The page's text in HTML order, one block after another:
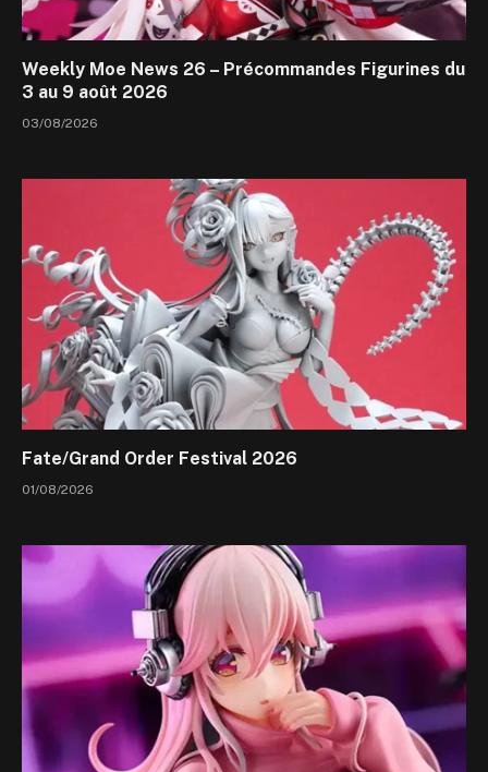
Weekly Moe News 26 – Précommandes Figurines du
3 au 9 août 2026
03/08/2026
Fate/Grand Order Festival 2026
01/08/2026